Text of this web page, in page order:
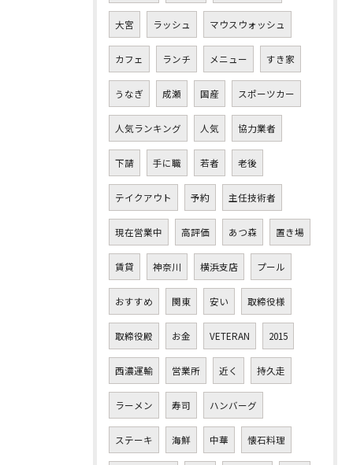
大宮 ラッシュ マウスウォッシュ
カフェ ランチ メニュー すき家
うなぎ 成瀬 国産 スポーツカー
人気ランキング 人気 協力業者
下請 手に職 若者 老後
テイクアウト 予約 主任技術者
現在営業中 高評価 あつ森 置き場
賃貸 神奈川 横浜支店 プール
おすすめ 関東 安い 取締役様
取締役殿 お金 VETERAN 2015
西濃運輸 営業所 近く 持久走
ラーメン 寿司 ハンバーグ
ステーキ 海鮮 中華 懐石料理